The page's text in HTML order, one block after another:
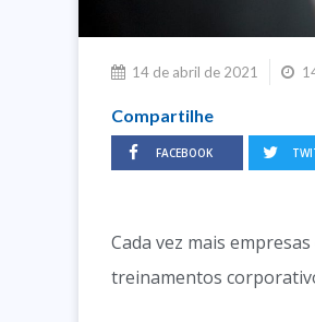
14 de abril de 2021
Compartilhe
FACEBOOK
Cada vez mais
treinamentos